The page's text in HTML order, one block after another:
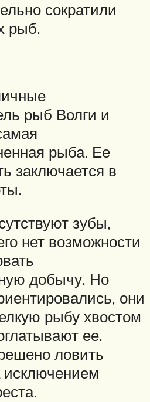
сократили
рыб.
рыб Волги и
рыба. Ее
заключается в
зубы,
нет возможности
добычу. Но
они
рыбу хвостом
ее.
ловить